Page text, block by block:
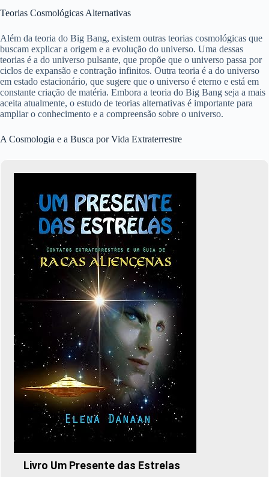
Teorias Cosmológicas Alternativas
Além da teoria do Big Bang, existem outras teorias cosmológicas que
buscam explicar a origem e a evolução do universo. Uma dessas
teorias é a do universo pulsante, que propõe que o universo passa por
ciclos de expansão e contração infinitos. Outra teoria é a do universo
em estado estacionário, que sugere que o universo é eterno e está em
constante criação de matéria. Embora a teoria do Big Bang seja a mais
aceita atualmente, o estudo de teorias alternativas é importante para
ampliar o conhecimento e a compreensão sobre o universo.
A Cosmologia e a Busca por Vida Extraterrestre
Livro Um Presente das Estrelas